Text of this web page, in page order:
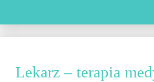
Lekarz – terapia